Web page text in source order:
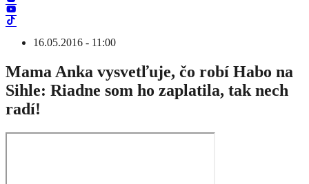
16.05.2016 - 11:00
Mama Anka vysvetľuje, čo robí Habo na
Sihle: Riadne som ho zaplatila, tak nech
radí!